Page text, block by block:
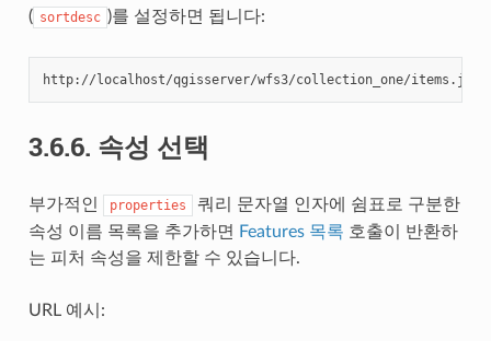
( sortdesc )를 설정하면 됩니다:
http://localhost/qgisserver/wfs3/collection_one/
3.6.6. 속성 선택
부가적인 properties
쿼리 문자열 인자에 쉼표로 구분한
속성 이름 목록을 추가하면 Features 목록 호출이 반환하
는 피처 속성을 제한할 수 있습니다.
URL 예시: